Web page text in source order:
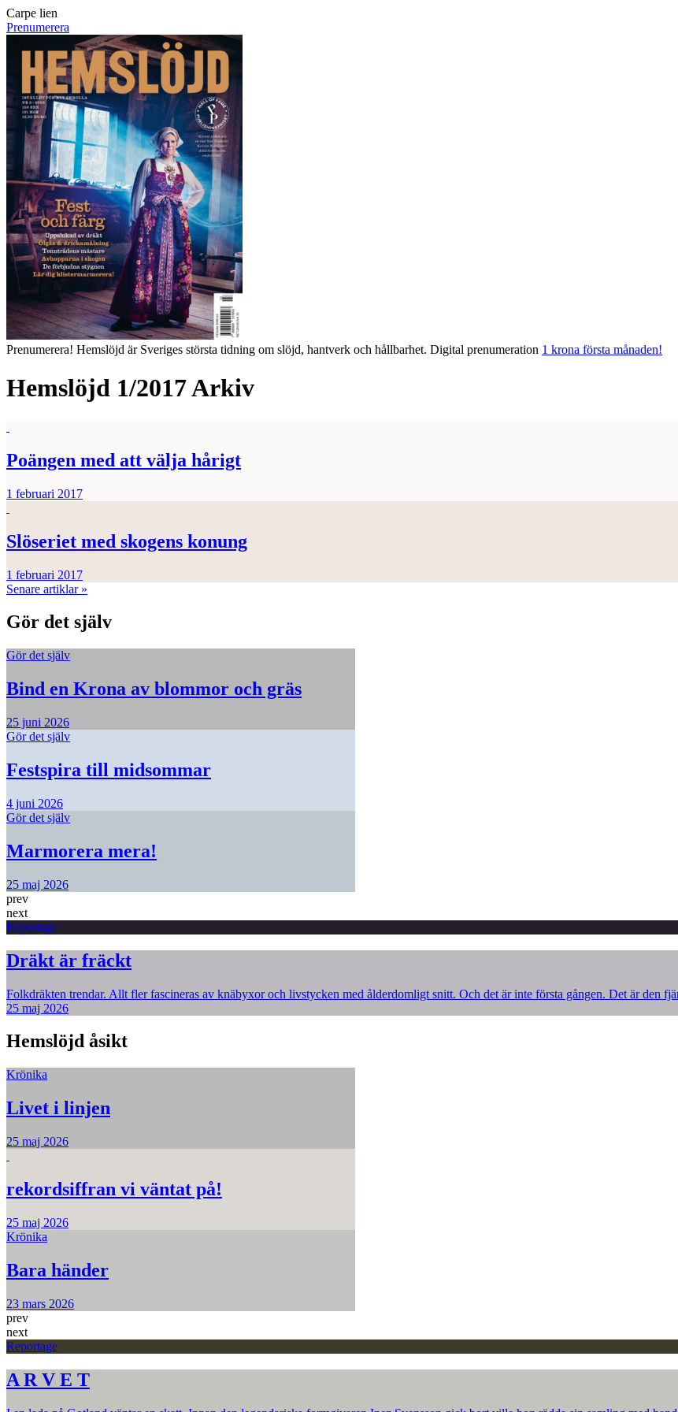
Carpe lien
Prenumerera
Prenumerera! Hemslöjd är Sveriges största tidning om slöjd, hantverk och hållbarhet. Digital prenumeration 1 krona första månaden!
Hemslöjd 1/2017Arkiv
Poängen med att välja hårigt
1 februari 2017
Slöseriet med skogens konung
1 februari 2017
Senare artiklar »
Gör det själv
Gör det själv
Bind en Krona av blommor och gräs
25 juni 2026
Gör det själv
Festspira till midsommar
4 juni 2026
Gör det själv
Marmorera mera!
25 maj 2026
prev
next
Reportage
Dräkt är fräckt
Folkdräkten trendar. Allt fler fascineras av knäbyxor och livstycken med ålderdomligt snitt. Och det är inte första gången. Det är den
25 maj 2026
Hemslöjd åsikt
Krönika
Livet i linjen
25 maj 2026
rekordsiffran vi väntat på!
25 maj 2026
Krönika
Bara händer
23 mars 2026
prev
next
Reportage
A R V E T